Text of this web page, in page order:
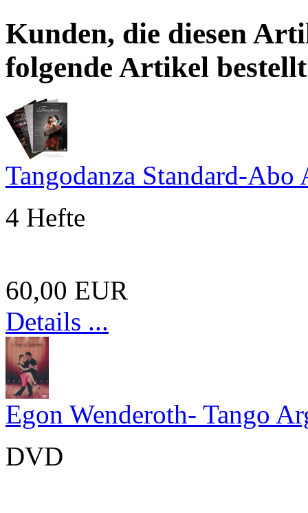
Kunden, die diesen
folgende Artikel
Tangodanza Standard-Abo
4 Hefte
60,00 EUR
Details ...
Egon Wenderoth- Tango
DVD